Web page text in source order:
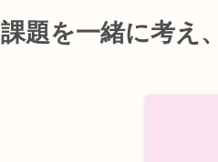
課題を一緒に考え